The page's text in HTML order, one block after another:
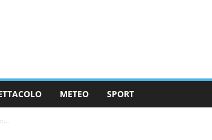
METEO SPORT